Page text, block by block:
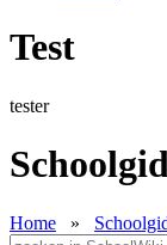
Test
tester
Home »